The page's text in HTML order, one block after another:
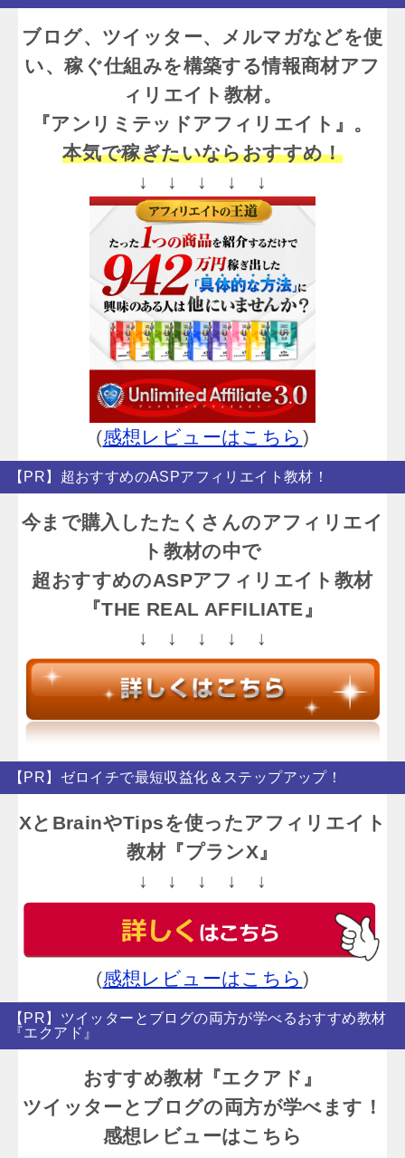
ブログ、ツイッター、メルマガなどを使
い、稼ぐ仕組みを構築する情報商材アフ
ィリエイト教材。
『アンリミテッドアフィリエイト』。
本気で稼ぎたいならおすすめ！
↓ ↓ ↓ ↓ ↓
(感想レビューはこちら )
【PR】超おすすめのASPアフィリエイト教材！
今まで購入したたくさんのアフィリエイ
ト教材の中で
超おすすめのASPアフィリエイト教材
『THE REAL AFFILIATE』
↓ ↓ ↓ ↓ ↓
【PR】ゼロイチで最短収益化＆ステップアップ！
XとBrainやTipsを使ったアフィリエイト
教材『プランX』
↓ ↓ ↓ ↓ ↓
(感想レビューはこちら )
【PR】ツイッターとブログの両方が学べるおすすめ教材
『エクアド』
おすすめ教材『エクアド』
ツイッターとブログの両方が学べます！
感想レビューはこちら